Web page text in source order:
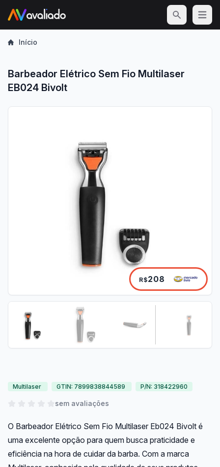
Open
Início
Barbeador Elétrico Sem Fio Multilaser
EB024 Bivolt
R$208
Multilaser GTIN: 7899838844589 P/N: 318422960
sem avaliações
O Barbeador Elétrico Sem Fio Multilaser Eb024 Bivolt é
uma excelente opção para quem busca praticidade e
eficiência na hora de cuidar da barba. Com a marca